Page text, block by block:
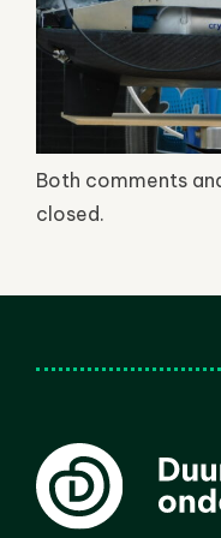
Both comments
closed.